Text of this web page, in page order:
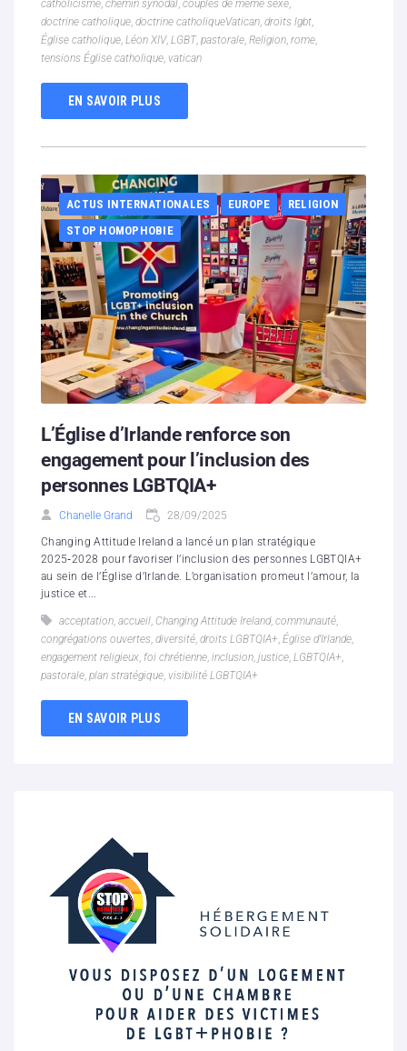
catholicisme, chemin synodal, couples de même sexe,
doctrine catholique, doctrine catholiqueVatican, droits lgbt,
Église catholique, Léon XIV, LGBT, pastorale, Religion, rome,
tensions Église catholique, vatican
EN SAVOIR PLUS
ACTUS INTERNATIONALES EUROPE
RELIGION
STOP HOMOPHOBIE
L’Église d’Irlande renforce son
engagement pour l’inclusion des
personnes LGBTQIA+
Chanelle Grand 28/09/2025
Changing Attitude Ireland a lancé un plan stratégique
2025‑2028 pour favoriser l’inclusion des personnes LGBTQIA+
au sein de l’Église d’Irlande. L’organisation promeut l’amour, la
justice et...
acceptation, accueil, Changing Attitude Ireland, communauté,
congrégations ouvertes, diversité, droits LGBTQIA+, Église d’Irlande,
engagement religieux, foi chrétienne, inclusion, justice, LGBTQIA+,
pastorale, plan stratégique, visibilité LGBTQIA+
EN SAVOIR PLUS